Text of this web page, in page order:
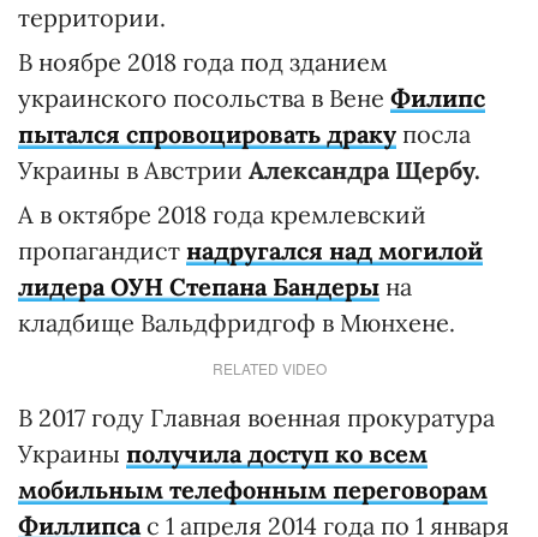
территории.
В ноябре 2018 года под зданием
украинского посольства в Вене Филипс
пытался спровоцировать драку посла
Украины в Австрии Александра Щербу.
А в октябре 2018 года кремлевский
пропагандист надругался над могилой
лидера ОУН Степана Бандеры на
кладбище Вальдфридгоф в Мюнхене.
RELATED VIDEO
В 2017 году Главная военная прокуратура
Украины получила доступ ко всем
мобильным телефонным переговорам
Филлипсас 1 апреля 2014 года по 1 января